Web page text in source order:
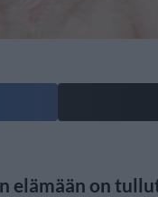
elämään on